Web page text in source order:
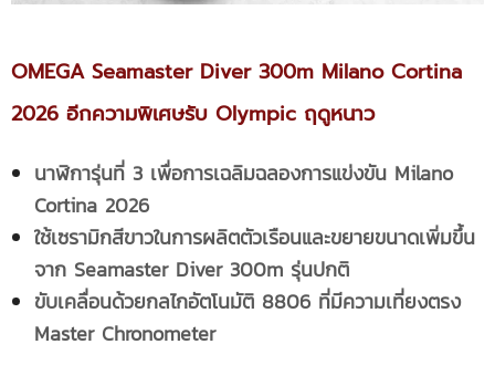
OMEGA Seamaster Diver 300m Milano Cortina
2026 อีกความพิเศษรับ Olympic ฤดูหนาว
นาฬิการุ่นที่ 3 เพื่อการเฉลิมฉลองการแข่งขัน Milano
Cortina 2026
ใช้เซรามิกสีขาวในการผลิตตัวเรือนและขยายขนาดเพิ่มขึ้น
จาก Seamaster Diver 300m รุ่นปกติ
ขับเคลื่อนด้วยกลไกอัตโนมัติ 8806 ที่มีความเที่ยงตรง
Master Chronometer